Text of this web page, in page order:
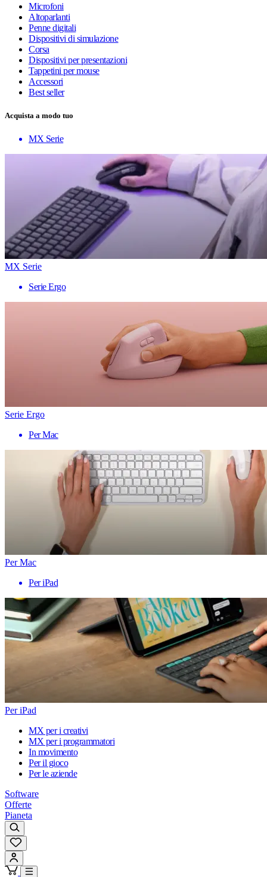
Microfoni
Altoparlanti
Penne digitali
Dispositivi di simulazione
Corsa
Dispositivi per presentazioni
Tappetini per mouse
Accessori
Best seller
Acquista a modo tuo
MX Serie
MX Serie
Serie Ergo
Serie Ergo
Per Mac
Per Mac
Per iPad
Per iPad
MX per i creativi
MX per i programmatori
In movimento
Per il gioco
Per le aziende
Software
Offerte
Pianeta